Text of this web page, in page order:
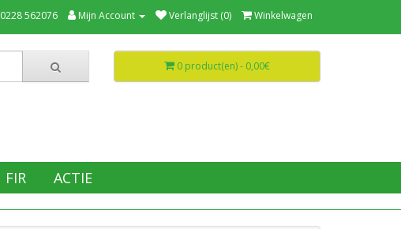
0228 562076 Mijn Account Verlanglijst (0) Winkelwagen
0 product(en) - 0,00€
FIR ACTIE